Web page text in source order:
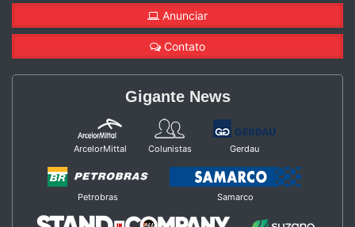
Anunciar
Contato
Gigante News
ArcelorMittal Colunistas Gerdau
Petrobras Samarco